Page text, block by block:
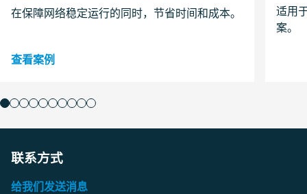
在保障网络稳定运行的同时，节省时间和成本。
查看案例
适用
案。
联系方式
给我们发送消息